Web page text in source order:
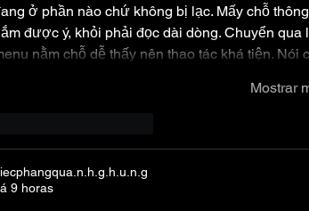
ở phần nào chứ không bị lạc. Mấy chỗ
được ý, khỏi phải đọc dài dòng. Chuyển
nằm chỗ dễ thấy nên thao tác khá tiện. Nói
Mostrar
9 horas